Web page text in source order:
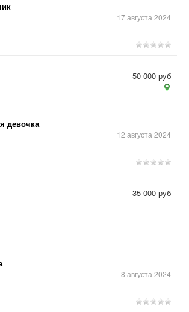
17 августа 2024
девочка
12 августа 2024
50 000 руб
8 августа 2024
35 000 руб